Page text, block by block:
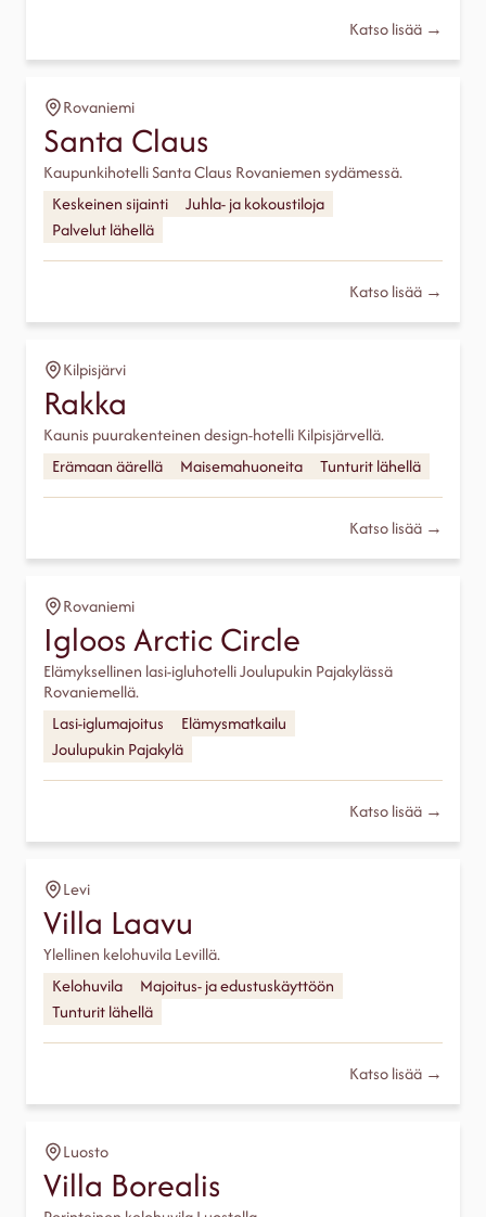
Katso lisää →
Rovaniemi
Santa Claus
Kaupunkihotelli Santa Claus Rovaniemen sydämessä.
Keskeinen sijainti
Juhla- ja kokoustiloja
Palvelut lähellä
Katso lisää →
Kilpisjärvi
Rakka
Kaunis puurakenteinen design-hotelli Kilpisjärvellä.
Erämaan äärellä
Maisemahuoneita Tunturit lähellä
Katso lisää →
Rovaniemi
Igloos Arctic Circle
Elämyksellinen lasi-igluhotelli Joulupukin Pajakylässä
Rovaniemellä.
Lasi-iglumajoitus
Elämysmatkailu
Joulupukin Pajakylä
Katso lisää →
Levi
Villa Laavu
Ylellinen kelohuvila Levillä.
Kelohuvila
Majoitus- ja edustuskäyttöön
Tunturit lähellä
Katso lisää →
Luosto
Villa Borealis